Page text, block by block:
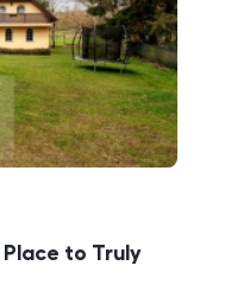
Place to Truly